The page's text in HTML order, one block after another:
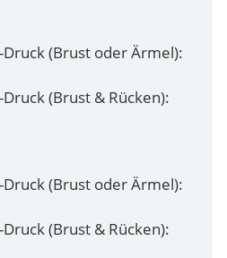
Druck (Brust oder Ärmel):
(Brust & Rücken):
Druck (Brust oder Ärmel):
(Brust & Rücken):